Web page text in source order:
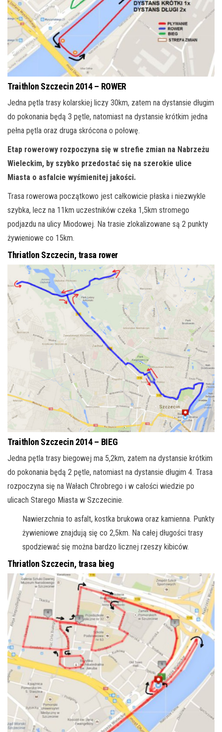
Traithlon Szczecin 2014 – ROWER
Jedna pętla trasy kolarskiej liczy 30km, zatem na dystansie długim
do pokonania będą 3 pętle, natomiast na dystansie krótkim jedna
pełna pętla oraz druga skrócona o połowę.
Etap rowerowy rozpoczyna się w strefie zmian na Nabrzeżu
Wieleckim, by szybko przedostać się na szerokie ulice
Miasta o asfalcie wyśmienitej jakości.
Trasa rowerowa początkowo jest całkowicie płaska i niezwykle
szybka, lecz na 11km uczestników czeka 1,5km stromego
podjazdu na ulicy Miodowej. Na trasie zlokalizowane są 2 punkty
żywieniowe co 15km.
Thriatlon Szczecin, trasa rower
Traithlon Szczecin 2014 – BIEG
Jedna pętla trasy biegowej ma 5,2km, zatem na dystansie krótkim
do pokonania będą 2 pętle, natomiast na dystansie długim 4. Trasa
rozpoczyna się na Wałach Chrobrego i w całości wiedzie po
ulicach Starego Miasta w Szczecinie.
Nawierzchnia to asfalt, kostka brukowa oraz kamienna. Punkty
żywieniowe znajdują się co 2,5km. Na całej długości trasy
spodziewać się można bardzo licznej rzeszy kibiców.
Thriatlon Szczecin, trasa bieg